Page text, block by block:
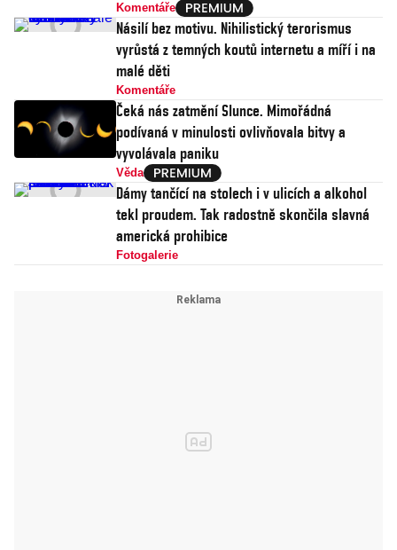
Komentáře
Násilí bez motivu. Nihilistický terorismus
vyrůstá z temných koutů internetu a míří i na
malé děti
Komentáře
Čeká nás zatmění Slunce. Mimořádná
podívaná v minulosti ovlivňovala bitvy a
vyvolávala paniku
Věda
Dámy tančící na stolech i v ulicích a alkohol
tekl proudem. Tak radostně skončila slavná
americká prohibice
Fotogalerie